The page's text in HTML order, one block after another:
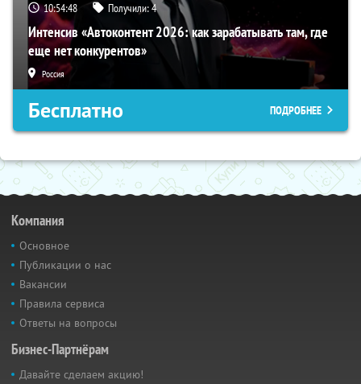
10:54:47 Получили:4
Интенсив «Автоконтент 2026: как зарабатывать там, где
еще нет конкурентов»
Россия
Бесплатно ПОДРОБНЕЕ
Компания
Основное
Публикации о нас
Вакансии
Правила сервиса
Ответы на вопросы
Бизнес-Партнёрам
Давайте сделаем акцию!